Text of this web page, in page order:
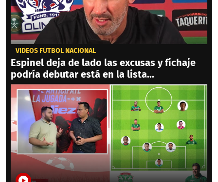
VIDEOS FÚTBOL NACIONAL
Espinel deja de lado las excusas y fichaje
podría debutar está en la lista...